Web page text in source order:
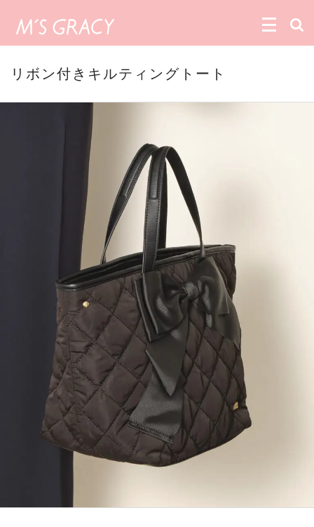
リボン付きキルティングトート